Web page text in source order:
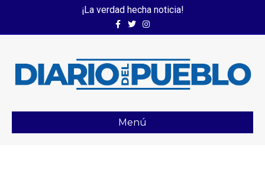
¡La verdad hecha noticia!
FacebookTwitterInstagram
Menú